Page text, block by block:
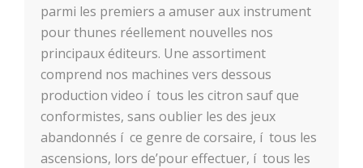
parmi les premiers a amuser aux instrument
pour thunes réellement nouvelles nos
principaux éditeurs. Une assortiment
comprend nos machines vers dessous
production video í tous les citron sauf que
conformistes, sans oublier les des jeux
abandonnés í ce genre de corsaire, í tous les
ascensions, lors de’pour effectuer, í tous les